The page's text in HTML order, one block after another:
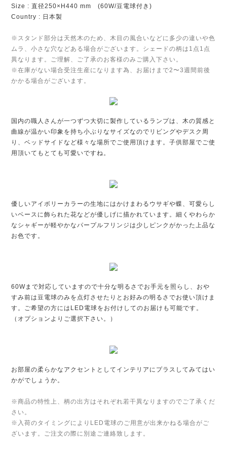
Size : 直径250×H440 mm (60W/豆電球付き)
Country : 日本製
※スタンド部分は天然木のため、木目の風合いなどに多少の違いや色
ムラ、小さな穴などある場合がございます。シェードの柄は1点1点
異なります。ご理解、ご了承のお客様のみご購入下さい。
※在庫がない場合受注生産になります為、お届けまで2〜3週間前後
かかる場合がございます。
国内の職人さんが一つずつ大切に製作しているランプは、木の質感と
曲線が温かい印象を持ち小ぶりなサイズなのでリビングやデスク周
り、ベッドサイドなど様々な場所でご使用頂けます。子供部屋でご使
用頂いてもとても可愛いですね。
優しいアイボリーカラーの生地にはかけまわるウサギや蝶、可愛らし
いベースに飾られた花などが優しげに描かれています。細くやわらか
なシャギーが軽やかなパープルフリンジは少しピンクがかった上品な
お色です。
60Wまで対応していますので十分な明るさでお手元を照らし、おや
すみ前は豆電球のみを点灯させたりとお好みの明るさでお使い頂けま
す。ご希望の方にはLED電球をお付けしてのお届けも可能です。
（オプションよりご選択下さい。）
お部屋の柔らかなアクセントとしてインテリアにプラスしてみてはい
かがでしょうか。
※商品の特性上、柄の出方はそれぞれ若干異なりますのでご了承くだ
さい。
※入荷のタイミングによりLED電球のご用意が出来かねる場合がご
ざいます。ご注文の際に別途ご連絡致します。